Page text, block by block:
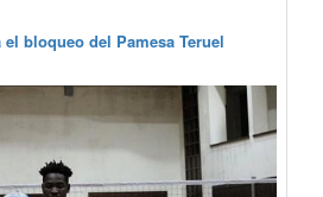
bloqueo del Pamesa Teruel